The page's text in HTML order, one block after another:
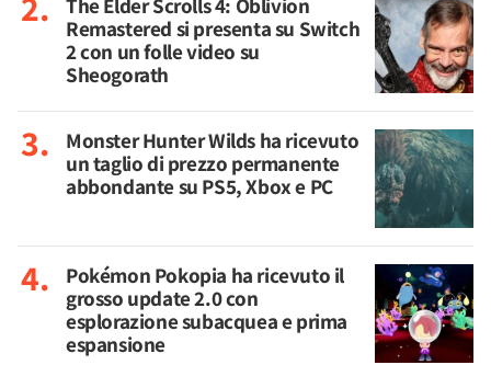
Remastered si presenta su Switch
2 con un folle video su
Sheogorath
Monster Hunter Wilds ha ricevuto
un taglio di prezzo permanente
abbondante su PS5, Xbox e PC
Pokémon Pokopia ha ricevuto il
grosso update 2.0 con
esplorazione subacquea e prima
espansione